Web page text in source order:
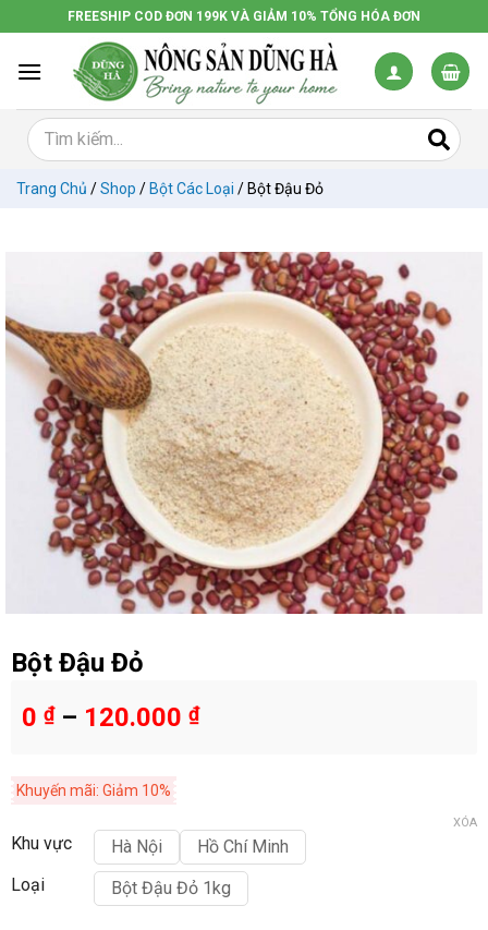
đến
dung
FREESHIP COD ĐƠN 199K VÀ GIẢM 10% TỔNG HÓA ĐƠN
Trang Chủ /Shop / Bột Các Loại / Bột Đậu Đỏ
Bột Đậu Đỏ
0 ₫– 120.000 ₫
Khuyến mãi: Giảm 10%
Khu vực Hà Nội
Hồ Chí Minh
Loại
Bột Đậu Đỏ 1kg
XÓA